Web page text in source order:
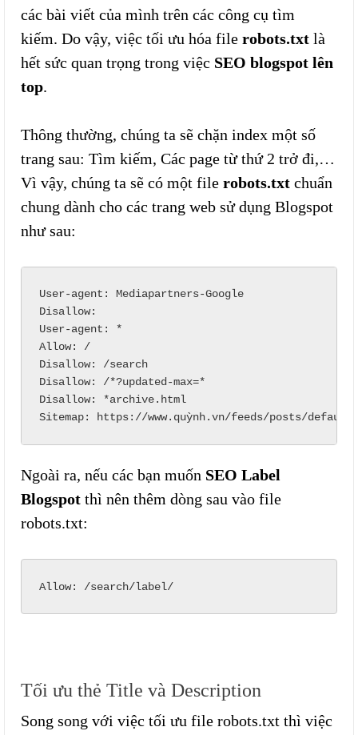
các bài viết của mình trên các công cụ tìm
kiếm. Do vậy, việc tối ưu hóa file robots.txt là
hết sức quan trọng trong việc SEO blogspot lên
top.
Thông thường, chúng ta sẽ chặn index một số
trang sau: Tìm kiếm, Các page từ thứ 2 trở đi,…
Vì vậy, chúng ta sẽ có một file robots.txt chuẩn
chung dành cho các trang web sử dụng Blogspot
như sau:
User-agent: Mediapartners-Google
Disallow:
User-agent: *
Allow: /
Disallow: /search
Disallow: /*?updated-max=*
Disallow: *archive.html
Sitemap: https://www.quỳnh.vn/feeds/posts/
Ngoài ra, nếu các bạn muốn SEO Label
Blogspot thì nên thêm dòng sau vào file
robots.txt:
Allow: /search/label/
Tối ưu thẻ Title và Description
Song song với việc tối ưu file robots.txt thì việc